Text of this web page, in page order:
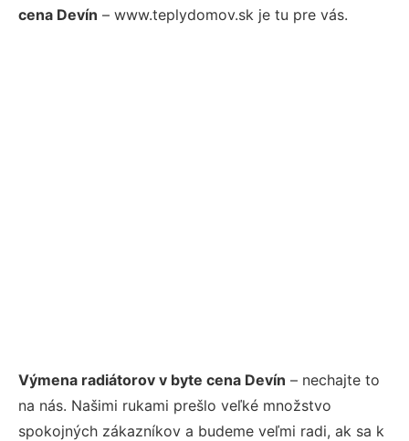
cena Devín – www.teplydomov.sk je tu pre vás.
Výmena radiátorov v byte cena Devín – nechajte to
na nás. Našimi rukami prešlo veľké množstvo
spokojných zákazníkov a budeme veľmi radi, ak sa k